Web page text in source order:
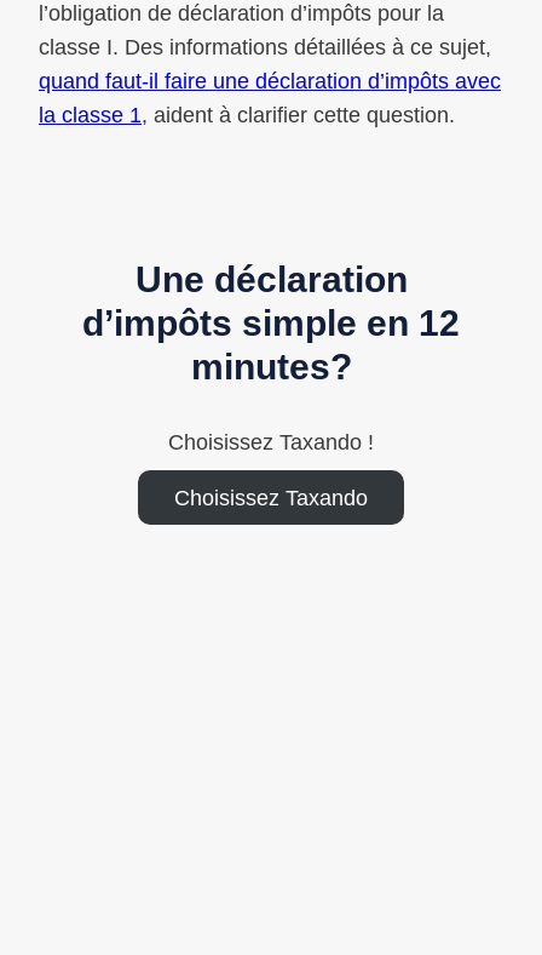
l’obligation de déclaration d’impôts pour la
classe I. Des informations détaillées à ce sujet,
quand faut-il faire une déclaration d’impôts avec
la classe 1, aident à clarifier cette question.
Une déclaration
d’impôts simple en 12
minutes?
Choisissez Taxando !
Choisissez Taxando